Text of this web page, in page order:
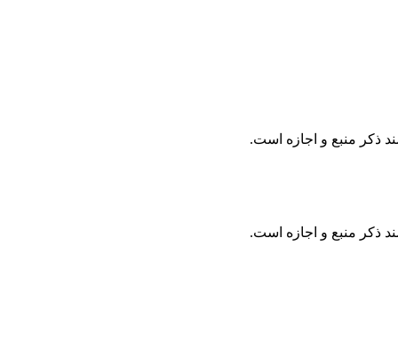
ذکر منبع و اجازه است.
ذکر منبع و اجازه است.